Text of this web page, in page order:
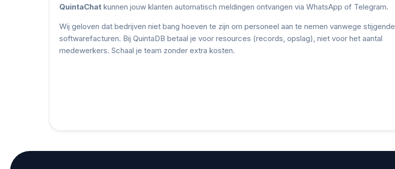
QuintaChat kunnen jouw klanten automatisch meldingen ontvangen via WhatsApp of Telegram.
Wij geloven dat bedrijven niet bang hoeven te zijn om personeel aan te nemen vanwege stijgende
softwarefacturen. Bij QuintaDB betaal je voor resources (records, opslag), niet voor het aantal
medewerkers. Schaal je team zonder extra kosten.